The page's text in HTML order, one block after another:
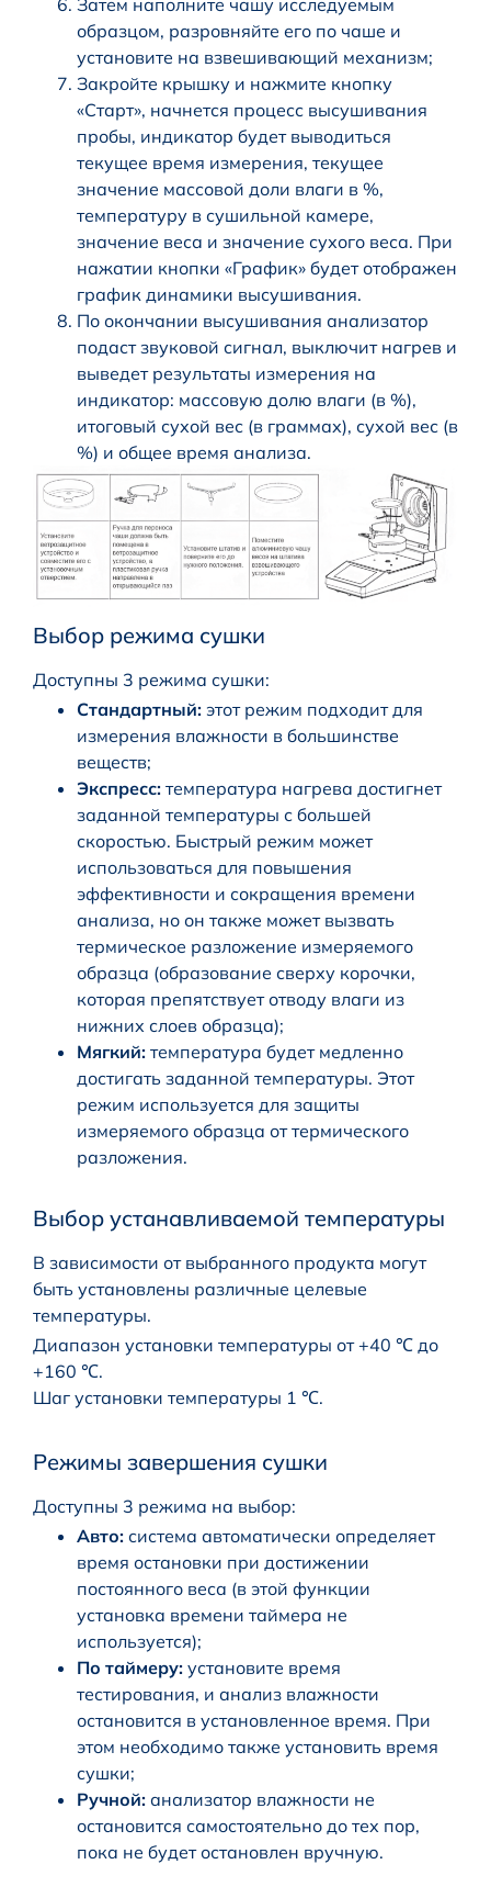
образцом, разровняйте его по чаше и
установите на взвешивающий механизм;
Закройте крышку и нажмите кнопку
«Старт», начнется процесс высушивания
пробы, индикатор будет выводиться
текущее время измерения, текущее
значение массовой доли влаги в %,
температуру в сушильной камере,
значение веса и значение сухого веса. При
нажатии кнопки «График» будет отображен
график динамики высушивания.
По окончании высушивания анализатор
подаст звуковой сигнал, выключит нагрев и
выведет результаты измерения на
индикатор: массовую долю влаги (в %),
итоговый сухой вес (в граммах), сухой вес (в
%) и общее время анализа.
Выбор режима сушки
Доступны 3 режима сушки:
Стандартный: этот режим подходит для
измерения влажности в большинстве
веществ;
Экспресс: температура нагрева достигнет
заданной температуры с большей
скоростью. Быстрый режим может
использоваться для повышения
эффективности и сокращения времени
анализа, но он также может вызвать
термическое разложение измеряемого
образца (образование сверху корочки,
которая препятствует отводу влаги из
нижних слоев образца);
Мягкий: температура будет медленно
достигать заданной температуры. Этот
режим используется для защиты
измеряемого образца от термического
разложения.
Выбор устанавливаемой температуры
В зависимости от выбранного продукта могут
быть установлены различные целевые
температуры.
Диапазон установки температуры от +40 ℃ до
+160 ℃.
Шаг установки температуры 1 ℃.
Режимы завершения сушки
Доступны 3 режима на выбор:
Авто: система автоматически определяет
время остановки при достижении
постоянного веса (в этой функции
установка времени таймера не
используется);
По таймеру: установите время
тестирования, и анализ влажности
остановится в установленное время. При
этом необходимо также установить время
сушки;
Ручной: анализатор влажности не
остановится самостоятельно до тех пор,
пока не будет остановлен вручную.